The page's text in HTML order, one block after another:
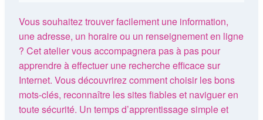
Vous souhaitez trouver facilement une information,
une adresse, un horaire ou un renseignement en ligne
? Cet atelier vous accompagnera pas à pas pour
apprendre à effectuer une recherche efficace sur
Internet. Vous découvrirez comment choisir les bons
mots-clés, reconnaître les sites fiables et naviguer en
toute sécurité. Un temps d’apprentissage simple et